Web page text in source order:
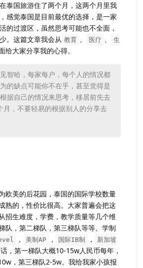
泰国旅游住了两个月，这两个月里我
感觉泰国是目前最优的选择，是一家
的过渡区，虽然思考可能也不全面，
。这篇文章我会从 教育 、 医疗 、
生
给大家分享我的心得。
智哈，每家每户，每个人的情况都
的缺点可能你不在乎，甚至觉得是
据自己的情况来思考，移居前先去
月，不要轻易的根据别人的分享去
欧美的后花园，泰国的国际学校数量
熟的，性价比很高。大家普遍会把这
招生难度，学费，教学质量等几个维
队，第二梯队，第三梯队等等。学制
， 美制AP ， 国际IB制 ，
新加坡
，第一梯队大概10-15w人民币每年，
，第三梯队2-5w。我给我家小孩报